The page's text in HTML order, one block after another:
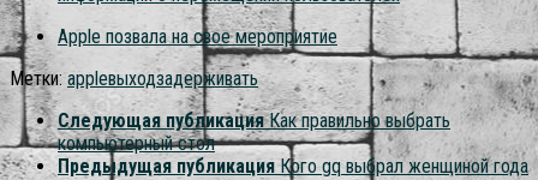
Apple позвала на свое мероприятие
Метки: appleвыходзадерживать
Следующая публикация Как правильно выбрать
компьютерный стол
Предыдущая публикация Кого gq выбрал женщиной года